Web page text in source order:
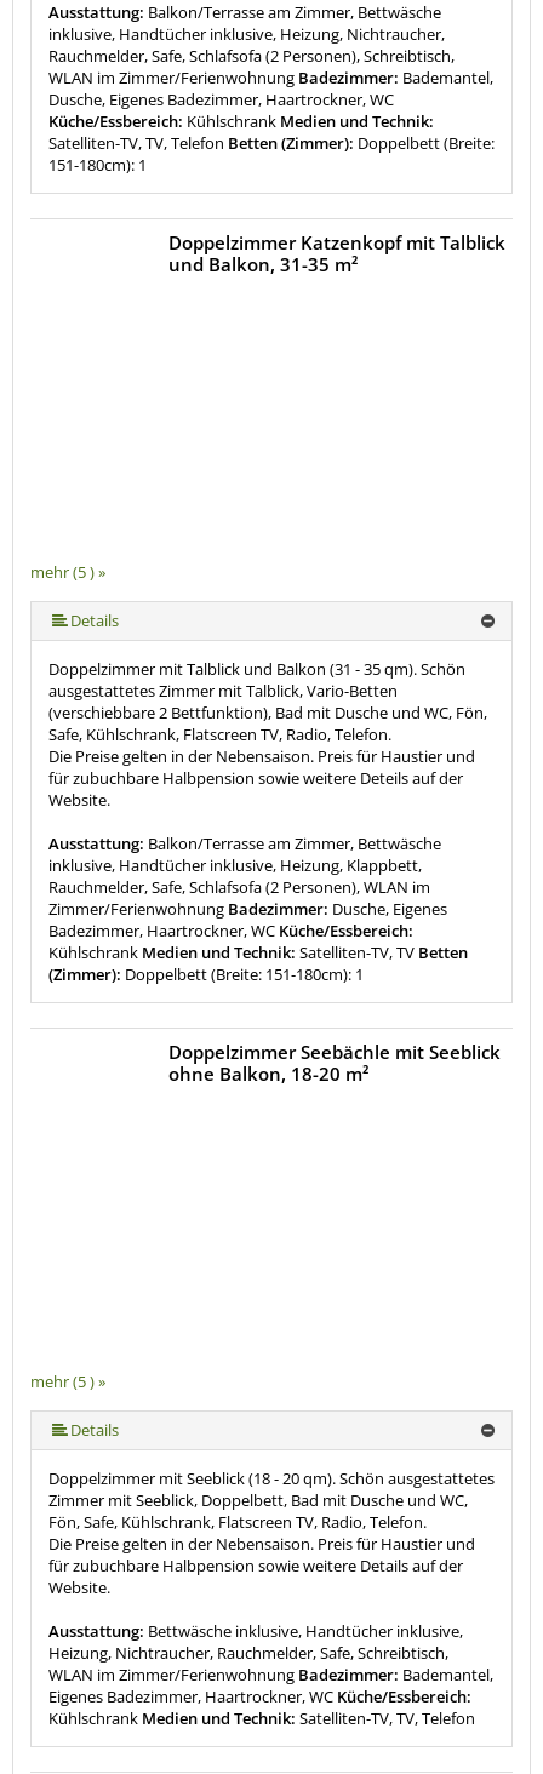
Ausstattung: Balkon/Terrasse am Zimmer, Bettwäsche
inklusive, Handtücher inklusive, Heizung, Nichtraucher,
Rauchmelder, Safe, Schlafsofa (2 Personen), Schreibtisch,
WLAN im Zimmer/Ferienwohnung Badezimmer: Bademantel,
Dusche, Eigenes Badezimmer, Haartrockner, WC
Küche/Essbereich: Kühlschrank Medien und Technik:
Satelliten-TV, TV, Telefon Betten (Zimmer): Doppelbett (Breite:
151-180cm): 1
mehr (5 ) »
mehr (5 ) »
Doppelzimmer Katzenkopf mit Talblick
und Balkon, 31-35 m²
Details
Doppelzimmer mit Talblick und Balkon (31 - 35 qm). Schön
ausgestattetes Zimmer mit Talblick, Vario-Betten
(verschiebbare 2 Bettfunktion), Bad mit Dusche und WC, Fön,
Safe, Kühlschrank, Flatscreen TV, Radio, Telefon.
Die Preise gelten in der Nebensaison. Preis für Haustier und
für zubuchbare Halbpension sowie weitere Deteils auf der
Website.
Ausstattung: Balkon/Terrasse am Zimmer, Bettwäsche
inklusive, Handtücher inklusive, Heizung, Klappbett,
Rauchmelder, Safe, Schlafsofa (2 Personen), WLAN im
Zimmer/Ferienwohnung Badezimmer: Dusche, Eigenes
Badezimmer, Haartrockner, WC Küche/Essbereich:
Kühlschrank Medien und Technik: Satelliten-TV, TV Betten
(Zimmer): Doppelbett (Breite: 151-180cm): 1
mehr (5 ) »
mehr (5 ) »
Doppelzimmer Seebächle mit Seeblick
ohne Balkon, 18-20 m²
Details
Doppelzimmer mit Seeblick (18 - 20 qm). Schön ausgestattetes
Zimmer mit Seeblick, Doppelbett, Bad mit Dusche und WC,
Fön, Safe, Kühlschrank, Flatscreen TV, Radio, Telefon.
Die Preise gelten in der Nebensaison. Preis für Haustier und
für zubuchbare Halbpension sowie weitere Details auf der
Website.
Ausstattung: Bettwäsche inklusive, Handtücher inklusive,
Heizung, Nichtraucher, Rauchmelder, Safe, Schreibtisch,
WLAN im Zimmer/Ferienwohnung Badezimmer: Bademantel,
Eigenes Badezimmer, Haartrockner, WC Küche/Essbereich:
Kühlschrank Medien und Technik: Satelliten-TV, TV, Telefon